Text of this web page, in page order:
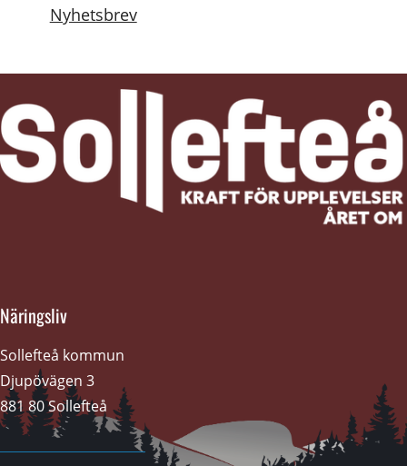
Nyhetsbrev
Näringsliv
Sollefteå kommun
Djupövägen 3
881 80 Sollefteå